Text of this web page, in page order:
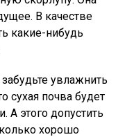
В качестве
какие-нибудь
увлажнить
сухая почва будет
А этого допустить
хорошо